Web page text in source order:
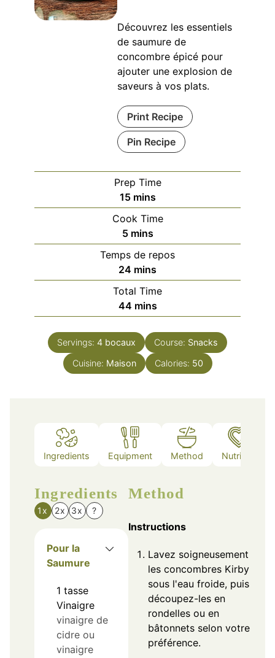
Découvrez les essentiels
de saumure de
concombre épicé pour
ajouter une explosion de
saveurs à vos plats.
Print Recipe
Pin Recipe
Prep Time
15minutes
mins
Cook Time
5minutes
mins
Temps de repos
24 minutes
mins
Total Time
44minutes
mins
Servings: 4 bocaux Course: Snacks
Cuisine: Maison Calories: 50
Ingredients Equipment Method Nutrition
Ingredients
1x 2x 3x ?
Pour la
Saumure
1 tasse
Vinaigre
vinaigre de
cidre ou
vinaigre
Method
Instructions
Lavez soigneusement
les concombres Kirby
sous l'eau froide, puis
découpez-les en
rondelles ou en
bâtonnets selon votre
préférence.